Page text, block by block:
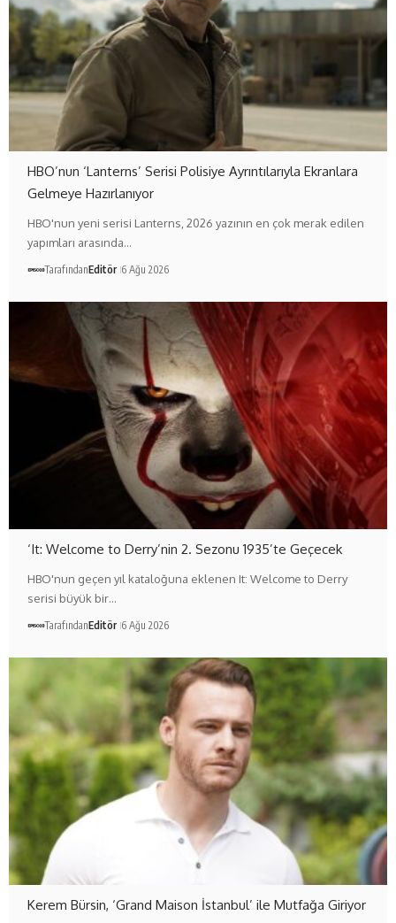
HBO’nun ‘Lanterns’ Serisi Polisiye Ayrıntılarıyla Ekranlara
Gelmeye Hazırlanıyor
HBO'nun yeni serisi Lanterns, 2026 yazının en çok merak edilen
yapımları arasında…
TarafındanEditör 6 Ağu 2026
‘It: Welcome to Derry’nin 2. Sezonu 1935’te Geçecek
HBO'nun geçen yıl kataloğuna eklenen It: Welcome to Derry
serisi büyük bir…
TarafındanEditör 6 Ağu 2026
Kerem Bürsin, ‘Grand Maison İstanbul’ ile Mutfağa Giriyor